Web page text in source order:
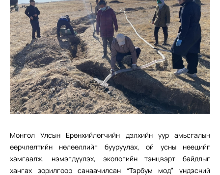
Монгол Улсын Ерөнхийлөгчийн дэлхийн уур амьсгалын
өөрчлөлтийн нөлөөллийг бууруулах, ой усны нөөцийг
хамгаалж, нэмэгдүүлэх, экологийн тэнцвэрт байдлыг
хангах зорилгоор санаачилсан “Тэрбум мод” үндэсний